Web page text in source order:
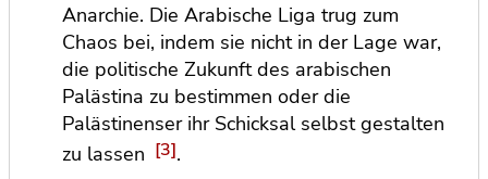
Anarchie. Die Arabische Liga trug zum
Chaos bei, indem sie nicht in der Lage war,
die politische Zukunft des arabischen
Palästina zu bestimmen oder die
Palästinenser ihr Schicksal selbst gestalten
zu lassen [3].